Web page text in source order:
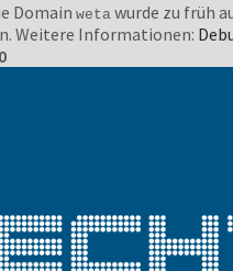
Domain weta wurde zu früh
Weitere Informationen: